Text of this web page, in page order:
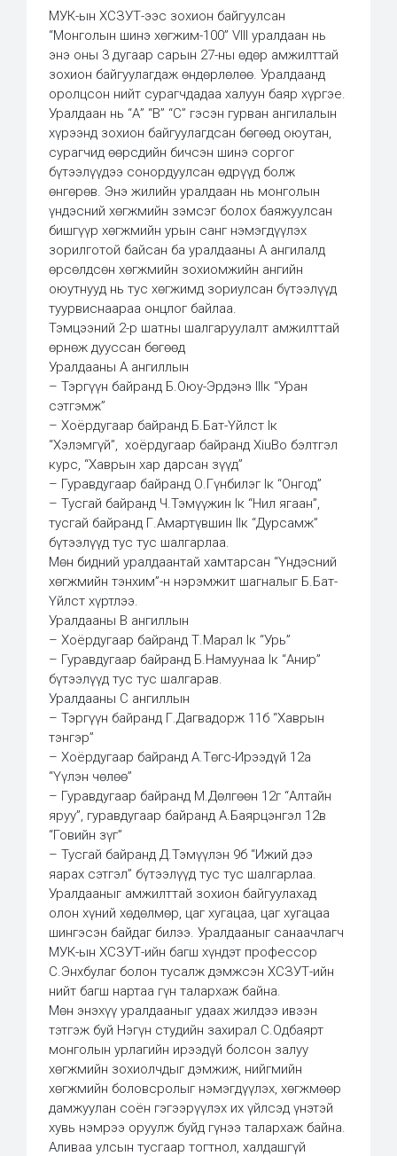
МУК-ын ХСЗУТ-ээс зохион байгуулсан
“Монголын шинэ хөгжим-100” VIII уралдаан нь
энэ оны 3 дугаар сарын 27-ны өдөр амжилттай
зохион байгуулагдаж өндөрлөлөө. Уралдаанд
оролцсон нийт сурагчдадаа халуун баяр хүргэе.
Уралдаан нь “А” “B” “C” гэсэн гурван ангилалын
хүрээнд зохион байгуулагдсан бөгөөд оюутан,
сурагчид өөрсдийн бичсэн шинэ соргог
бүтээлүүдээ сонордуулсан өдрүүд болж
өнгөрөв. Энэ жилийн уралдаан нь монголын
үндэсний хөгжмийн зэмсэг болох баяжуулсан
бишгүүр хөгжмийн урын санг нэмэгдүүлэх
зорилготой байсан ба уралдааны А ангилалд
өрсөлдсөн хөгжмийн зохиомжийн ангийн
оюутнууд нь тус хөгжимд зориулсан бүтээлүүд
туурвиснаараа онцлог байлаа.
Тэмцээний 2-р шатны шалгаруулалт амжилттай
өрнөж дууссан бөгөөд
Уралдааны А ангиллын
– Тэргүүн байранд Б.Оюу-Эрдэнэ IIIк “Уран
сэтгэмж”
– Хоёрдугаар байранд Б.Бат-Үйлст Iк
“Хэлэмгүй”, хоёрдугаар байранд XiuBo бэлтгэл
курс, “Хаврын хар дарсан зүүд”
– Гуравдугаар байранд О.Гүнбилэг Iк “Онгод”
– Тусгай байранд Ч.Тэмүүжин Iк “Нил ягаан”,
тусгай байранд Г.Амартүвшин IIк “Дурсамж”
бүтээлүүд тус тус шалгарлаа.
Мөн бидний уралдаантай хамтарсан “Үндэсний
хөгжмийн тэнхим”-н нэрэмжит шагналыг Б.Бат-
Үйлст хүртлээ.
Уралдааны B ангиллын
– Хоёрдугаар байранд Т.Марал Iк “Урь”
– Гуравдугаар байранд Б.Намуунаа Iк “Анир”
бүтээлүүд тус тус шалгарав.
Уралдааны С ангиллын
– Тэргүүн байранд Г.Дагвадорж 11б “Хаврын
тэнгэр”
– Хоёрдугаар байранд А.Төгс-Ирээдүй 12а
“Үүлэн чөлөө”
– Гуравдугаар байранд М.Дөлгөөн 12г “Алтайн
яруу”, гуравдугаар байранд А.Баярцэнгэл 12в
“Говийн зүг”
– Тусгай байранд Д.Тэмүүлэн 9б “Ижий дээ
яарах сэтгэл” бүтээлүүд тус тус шалгарлаа.
Уралдааныг амжилттай зохион байгуулахад
олон хүний хөдөлмөр, цаг хугацаа, цаг хугацаа
шингэсэн байдаг билээ. Уралдааныг санаачлагч
МУК-ын ХСЗУТ-ийн багш хүндэт профессор
С.Энхбулаг болон тусалж дэмжсэн ХСЗУТ-ийн
нийт багш нартаа гүн талархаж байна.
Мөн энэхүү уралдааныг удаах жилдээ ивээн
тэтгэж буй Нэгүн студийн захирал С.Одбаярт
монголын урлагийн ирээдүй болсон залуу
хөгжмийн зохиолчдыг дэмжиж, нийгмийн
хөгжмийн боловсролыг нэмэгдүүлэх, хөгжмөөр
дамжуулан соён гэгээрүүлэх их үйлсэд үнэтэй
хувь нэмрээ оруулж буйд гүнээ талархаж байна.
Аливаа улсын тусгаар тогтнол, халдашгүй